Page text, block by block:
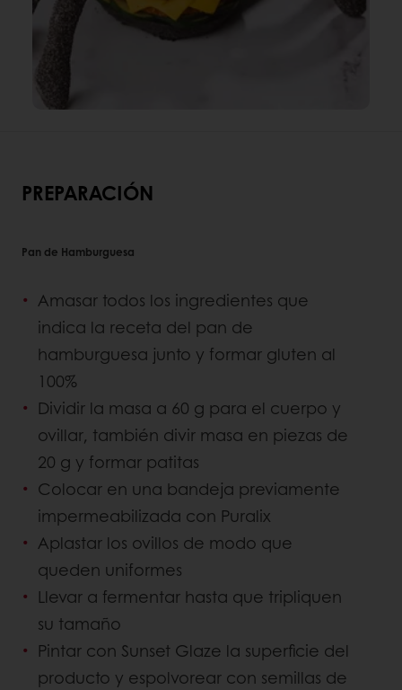
PREPARACIÓN
Pan de Hamburguesa
Amasar todos los ingredientes que
indica la receta del pan de
hamburguesa junto y formar gluten al
100%
Dividir la masa a 60 g para el cuerpo y
ovillar, también divir masa en piezas de
20 g y formar patitas
Colocar en una bandeja previamente
impermeabilizada con Puralix
Aplastar los ovillos de modo que
queden uniformes
Llevar a fermentar hasta que tripliquen
su tamaño
Pintar con Sunset Glaze la superficie del
producto y espolvorear con semillas de